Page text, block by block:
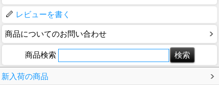
レビューを書く
商品についてのお問い合わせ
商品検索
新入荷の商品